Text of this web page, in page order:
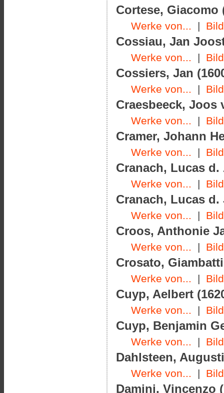
Cortese, Giacomo
Werke von... |
Cossiau, Jan
Werke von... |
Cossiers, Jan
Werke von... |
Craesbeeck, Joos
Werke von... |
Cramer, Johann
Werke von... |
Cranach, Lucas d.
Werke von... |
Cranach, Lucas d.
Werke von... |
Croos, Anthonie
Werke von... |
Crosato,
Werke von... |
Cuyp, Aelbert
Werke von... |
Cuyp, Benjamin
Werke von... |
Dahlsteen,
Werke von... |
Damini, Vincenzo